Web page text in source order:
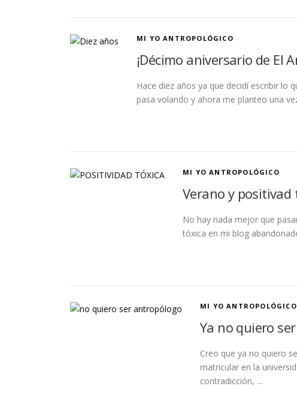
MI YO ANTROPOLÓGICO
¡Décimo aniversario de El
Hace diez años ya que decidí escribir lo
pasa volando y ahora me planteo una
MI YO ANTROPOLÓGICO
Verano y positivad
No hay nada mejor que
tóxica en mi blog
MI YO ANTROPOLÓGICO
Ya no quiero
Creo que ya no quiero
matricular en la
contradicción, ...